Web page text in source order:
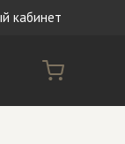
кабинет